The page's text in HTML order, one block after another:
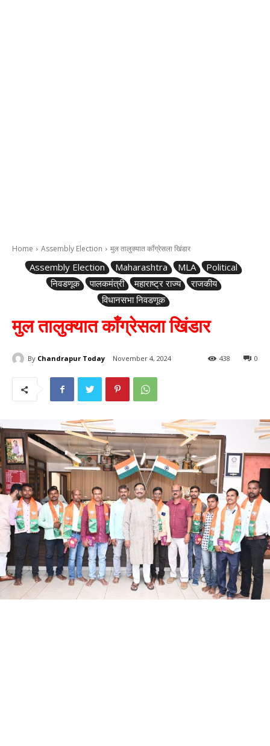
Home Assembly Election मुल तालुक्यात काँग्रेसला खिंडार
Assembly Election Maharashtra MLA
Political
निवडणूक
पालकमंत्री महाराष्ट्र राज्य
राजकीय
विधानसभा निवडणूक
मुल तालुक्यात काँग्रेसला खिंडार
By Chandrapur Today November 4, 2024 0
438